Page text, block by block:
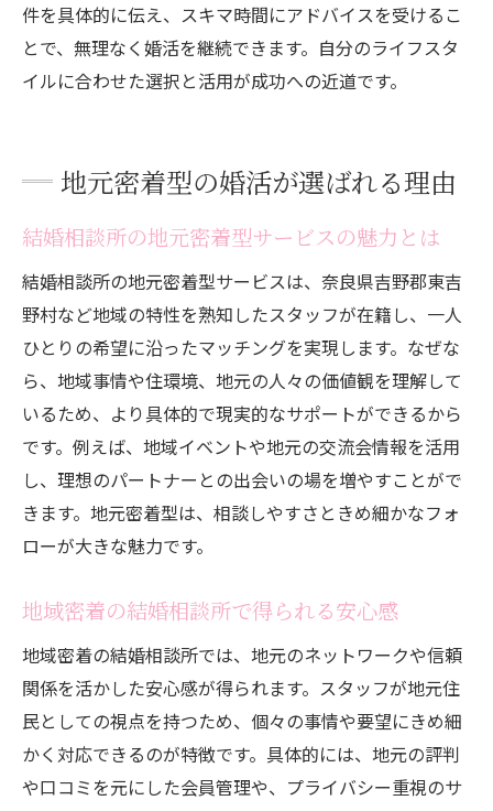
件を具体的に伝え、スキマ時間にアドバイスを受けるこ
とで、無理なく婚活を継続できます。自分のライフスタ
イルに合わせた選択と活用が成功への近道です。
地元密着型の婚活が選ばれる理由
結婚相談所の地元密着型サービスの魅力とは
結婚相談所の地元密着型サービスは、奈良県吉野郡東吉
野村など地域の特性を熟知したスタッフが在籍し、一人
ひとりの希望に沿ったマッチングを実現します。なぜな
ら、地域事情や住環境、地元の人々の価値観を理解して
いるため、より具体的で現実的なサポートができるから
です。例えば、地域イベントや地元の交流会情報を活用
し、理想のパートナーとの出会いの場を増やすことがで
きます。地元密着型は、相談しやすさときめ細かなフォ
ローが大きな魅力です。
地域密着の結婚相談所で得られる安心感
地域密着の結婚相談所では、地元のネットワークや信頼
関係を活かした安心感が得られます。スタッフが地元住
民としての視点を持つため、個々の事情や要望にきめ細
かく対応できるのが特徴です。具体的には、地元の評判
や口コミを元にした会員管理や、プライバシー重視のサ